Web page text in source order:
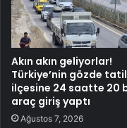
Akın akın geliyorlar!
Türkiye’nin gözde tatil
ilçesine 24 saatte 20
araç giriş yaptı
Ağustos 7, 2026